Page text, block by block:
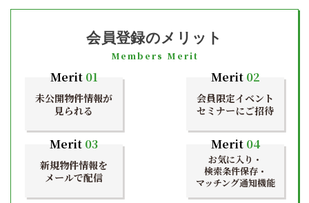
会員登録のメリット
Members Merit
Merit01
未公開物件情報が
見られる
Merit02
会員限定イベント
セミナーにご招待
Merit 03
新規物件情報を
メールで配信
Merit04
お気に入り・
検索条件保存・
マッチング通知機能